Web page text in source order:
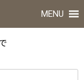
MENU